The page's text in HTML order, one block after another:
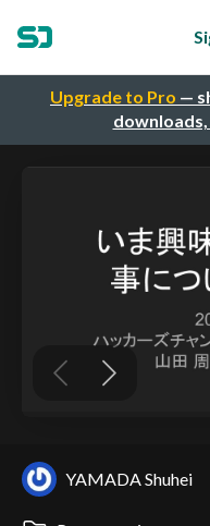
Upgrade to Pro —
YAMADA Shuhei